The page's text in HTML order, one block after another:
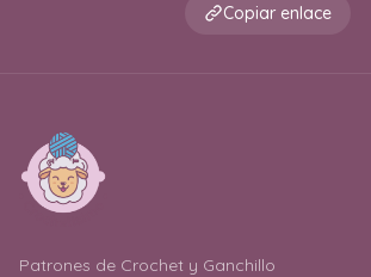
Copiar enlace
Patrones de Crochet y Ganchillo